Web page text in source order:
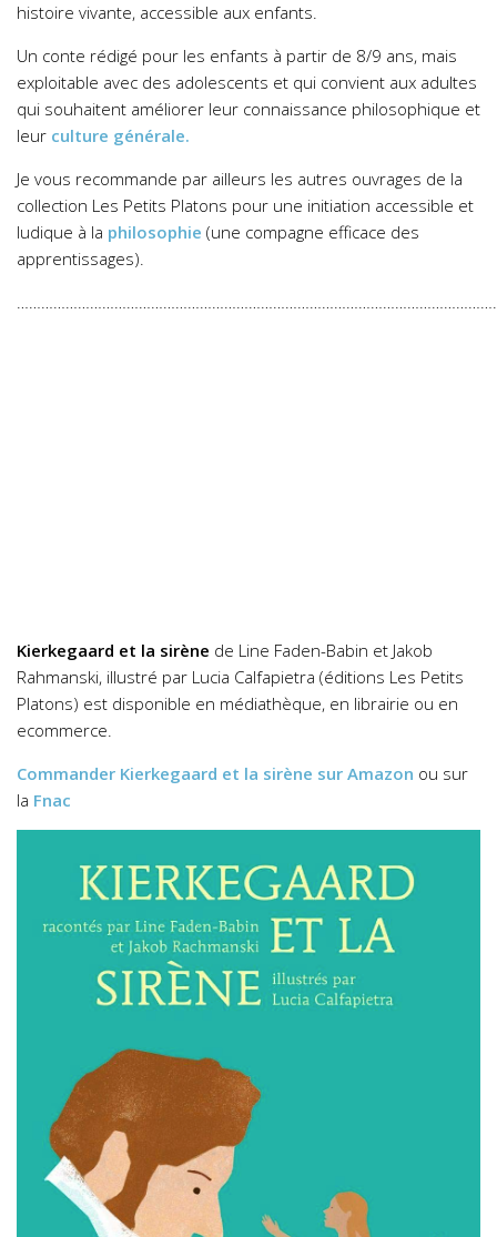
histoire vivante, accessible aux enfants.
Un conte rédigé pour les enfants à partir de 8/9 ans, mais
exploitable avec des adolescents et qui convient aux adultes
qui souhaitent améliorer leur connaissance philosophique et
leur culture générale.
Je vous recommande par ailleurs les autres ouvrages de la
collection Les Petits Platons pour une initiation accessible et
ludique à la philosophie (une compagne efficace des
apprentissages).
……………………………………………………………………………………………………….
Kierkegaard et la sirène de Line Faden-Babin et Jakob
Rahmanski, illustré par Lucia Calfapietra (éditions Les Petits
Platons) est disponible en médiathèque, en librairie ou en
ecommerce.
Commander Kierkegaard et la sirène sur Amazon ou sur
la Fnac